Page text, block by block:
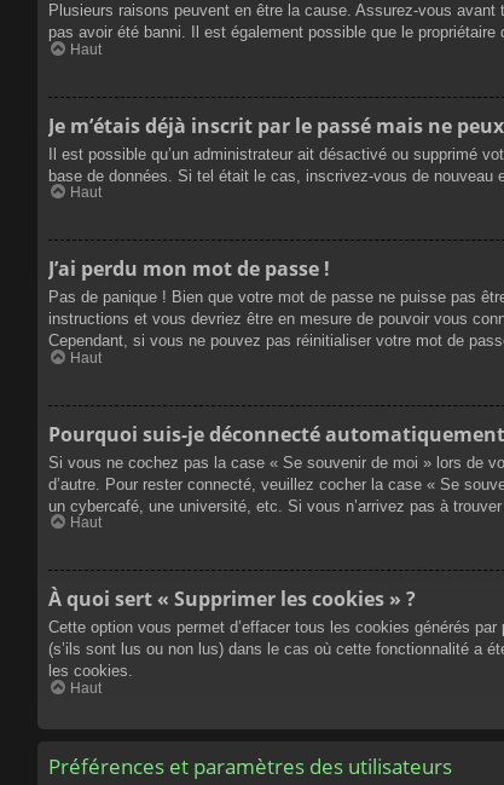
Plusieurs raisons peuvent en être la cause. Assurez-vous
pas avoir été banni. Il est également possible que le
Haut
Je m’étais déjà inscrit par le passé mais ne
Il est possible qu’un administrateur ait désactivé ou supprimé
base de données. Si tel était le cas, inscrivez-vous de
Haut
J’ai perdu mon mot de passe !
Pas de panique ! Bien que votre mot de passe ne puisse pas
instructions et vous devriez être en mesure de pouvoir vous
Cependant, si vous ne pouvez pas réinitialiser votre mot de
Haut
Pourquoi suis-je déconnecté
Si vous ne cochez pas la case « Se souvenir de moi » lors de
d’autre. Pour rester connecté, veuillez cocher la case « Se
un cybercafé, une université, etc. Si vous n’arrivez pas à
Haut
À quoi sert « Supprimer les cookies » ?
Cette option vous permet d’effacer tous les cookies générés
(s’ils sont lus ou non lus) dans le cas où cette fonctionnalité a
les cookies.
Haut
Préférences et paramètres des utilisateurs